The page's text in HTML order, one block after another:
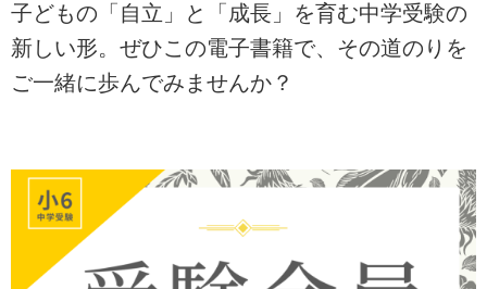
子どもの「自立」と「成長」を育む中学受験の
新しい形。ぜひこの電子書籍で、その道のりを
ご一緒に歩んでみませんか？